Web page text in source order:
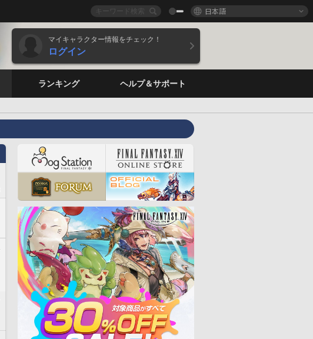
日本語
マイキャラクター情報をチェック！
ログイン
ランキング ヘルプ＆サポート